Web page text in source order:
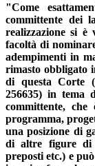
"Come
committente dei
realizzazione si è
facoltà di
adempimenti in
rimasto obbligato
di questa Corte
256635) in tema
committente, che
programma,
una posizione di
di altre figure di
preposti etc.) e